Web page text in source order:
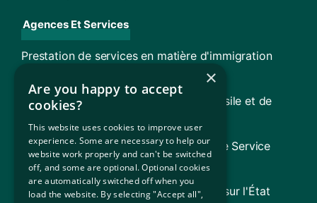
Agences Et Services
Prestation de services en matière d'immigration
TARA – Tribunal d'appel en matière d'asile et de
Conseil de l'aide juridique (y compris le Service
juridique pour les réfugiés [RLS])
Gouvernement d'Irlande (Informations sur l'État
×
Are you happy to accept
cookies?
This website uses cookies to improve user
experience. Some are necessary to help our
website work properly and can't be switched
off, and some are optional. Optional cookies
are automatically switched off when you
load the website. By selecting "Accept all",